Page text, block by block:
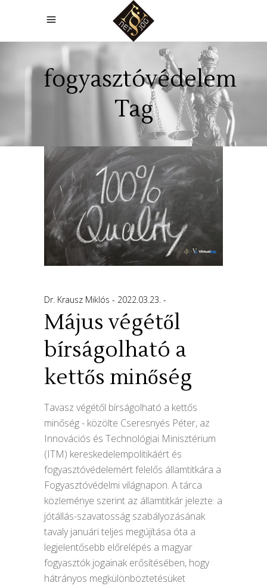
fogyasztóvédelem
Tag
Dr. Krausz Miklós 2022.03.23.
Május végétől
bírságolható a
kettős minőség
Tavasz végétől bírságolható a kettős
minőség - közölte Cseresnyés Péter, az
Innovációs és Technológiai Minisztérium
(ITM) kereskedelempolitikáért és
fogyasztóvédelemért felelős államtitkára a
Fogyasztóvédelmi világnapon. A tárca
közleménye szerint az államtitkár jelezte: a
jótállás-szavatosság szabályozásának
tavaly januári teljes megújítása óta a
legjelentősebb előrelépés a magyar
fogyasztók jogainak erősítésében, hogy
hátrányos megkülönböztetésüket